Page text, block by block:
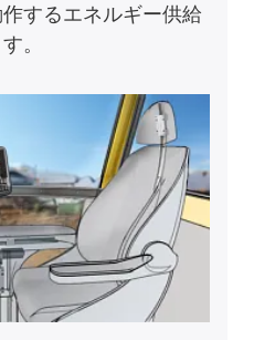
するエネルギー供給
。